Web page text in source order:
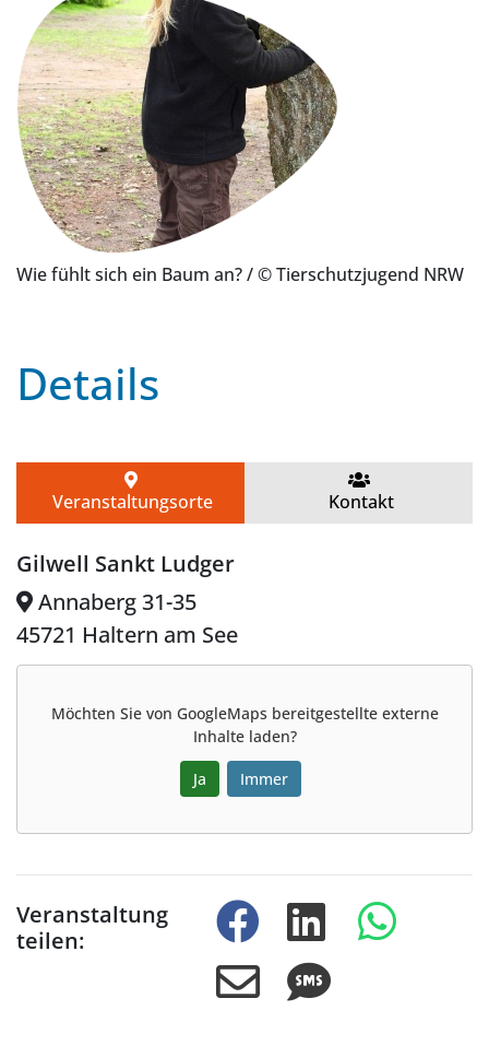
Wie fühlt sich ein Baum an?/ © Tierschutzjugend NRW
Details
Veranstaltungsorte Kontakt
Gilwell Sankt Ludger
Annaberg 31-35
45721 Haltern am See
Möchten Sie von GoogleMaps bereitgestellte externe
Inhalte laden?
Ja Immer
Veranstaltung
teilen: